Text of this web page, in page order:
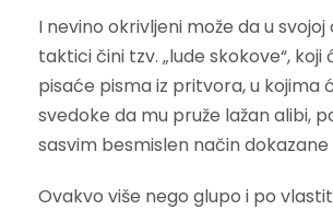
I nevino okrivljeni može da u
taktici čini tzv. „lude skokove“,
pisaće pisma iz pritvora, u kojima
svedoke da mu pruže lažan alibi,
sasvim besmislen način dokazane
Ovakvo više nego glupo i po